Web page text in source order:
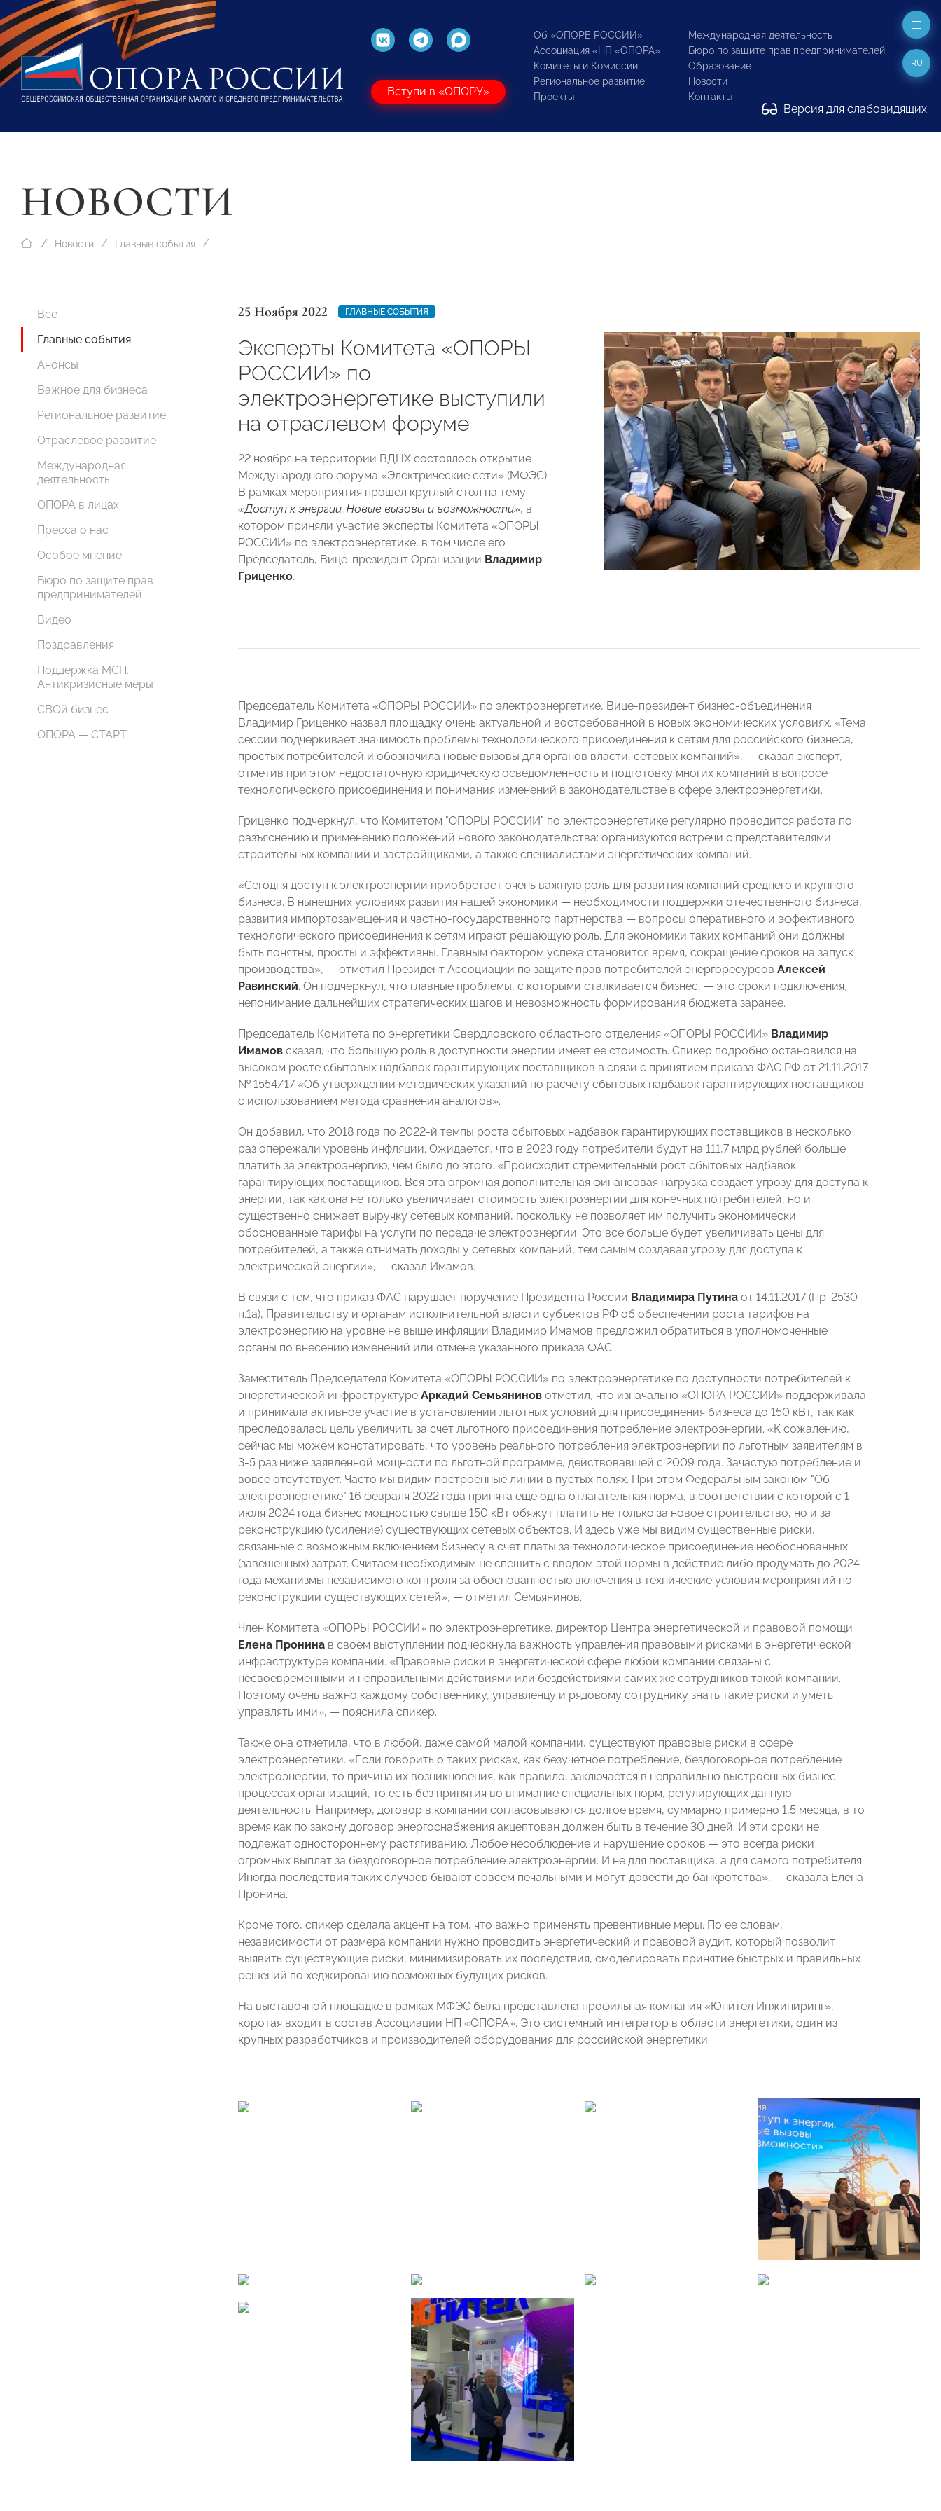
Вступи в «ОПОРУ»
Об «ОПОРЕ РОССИИ»
Ассоциация «НП «ОПОРА»
Комитеты и Комиссии
Региональное развитие
Проекты
Международная деятельность
Бюро по защите прав предпринимателей
Образование
Новости
Контакты
Версия для слабовидящих
RU
НОВОСТИ
Новости Главные события
Все
Главные события
Анонсы
Важное для бизнеса
Региональное развитие
Отраслевое развитие
Международная
деятельность
ОПОРА в лицах
Пресса о нас
Особое мнение
Бюро по защите прав
предпринимателей
Видео
Поздравления
Поддержка МСП.
Антикризисные меры
СВОй бизнес
ОПОРА — СТАРТ
25 Ноября 2022 ГЛАВНЫЕ СОБЫТИЯ
Эксперты Комитета «ОПОРЫ
РОССИИ» по
электроэнергетике выступили
на отраслевом форуме
22 ноября на территории ВДНХ состоялось открытие
Международного форума «Электрические сети» (МФЭС).
В рамках мероприятия прошел круглый стол на тему
«Доступ к энергии. Новые вызовы и возможности», в
котором приняли участие эксперты Комитета «ОПОРЫ
РОССИИ» по электроэнергетике, в том числе его
Председатель, Вице-президент Организации Владимир
Гриценко.
Председатель Комитета «ОПОРЫ РОССИИ» по электроэнергетике, Вице-президент бизнес-объединения
Владимир Гриценко назвал площадку очень актуальной и востребованной в новых экономических условиях. «Тема
сессии подчеркивает значимость проблемы технологического присоединения к сетям для российского бизнеса,
простых потребителей и обозначила новые вызовы для органов власти, сетевых компаний», — сказал эксперт,
отметив при этом недостаточную юридическую осведомленность и подготовку многих компаний в вопросе
технологического присоединения и понимания изменений в законодательстве в сфере электроэнергетики.
Гриценко подчеркнул, что Комитетом "ОПОРЫ РОССИИ" по электроэнергетике регулярно проводится работа по
разъяснению и применению положений нового законодательства: организуются встречи с представителями
строительных компаний и застройщиками, а также специалистами энергетических компаний.
«Сегодня доступ к электроэнергии приобретает очень важную роль для развития компаний среднего и крупного
бизнеса. В нынешних условиях развития нашей экономики — необходимости поддержки отечественного бизнеса,
развития импортозамещения и частно-государственного партнерства — вопросы оперативного и эффективного
технологического присоединения к сетям играют решающую роль. Для экономики таких компаний они должны
быть понятны, просты и эффективны. Главным фактором успеха становится время, сокращение сроков на запуск
производства», — отметил Президент Ассоциации по защите прав потребителей энергоресурсов Алексей
Равинский. Он подчеркнул, что главные проблемы, с которыми сталкивается бизнес, — это сроки подключения,
непонимание дальнейших стратегических шагов и невозможность формирования бюджета заранее.
Председатель Комитета по энергетики Свердловского областного отделения «ОПОРЫ РОССИИ» Владимир
Имамов сказал, что большую роль в доступности энергии имеет ее стоимость. Спикер подробно остановился на
высоком росте сбытовых надбавок гарантирующих поставщиков в связи с принятием приказа ФАС РФ от 21.11.2017
№ 1554/17 «Об утверждении методических указаний по расчету сбытовых надбавок гарантирующих поставщиков
с использованием метода сравнения аналогов».
Он добавил, что 2018 года по 2022-й темпы роста сбытовых надбавок гарантирующих поставщиков в несколько
раз опережали уровень инфляции. Ожидается, что в 2023 году потребители будут на 111,7 млрд рублей больше
платить за электроэнергию, чем было до этого. «Происходит стремительный рост сбытовых надбавок
гарантирующих поставщиков. Вся эта огромная дополнительная финансовая нагрузка создает угрозу для доступа к
энергии, так как она не только увеличивает стоимость электроэнергии для конечных потребителей, но и
существенно снижает выручку сетевых компаний, поскольку не позволяет им получить экономически
обоснованные тарифы на услуги по передаче электроэнергии. Это все больше будет увеличивать цены для
потребителей, а также отнимать доходы у сетевых компаний, тем самым создавая угрозу для доступа к
электрической энергии», — сказал Имамов.
В связи с тем, что приказ ФАС нарушает поручение Президента России Владимира Путина от 14.11.2017 (Пр-2530
п.1а), Правительству и органам исполнительной власти субъектов РФ об обеспечении роста тарифов на
электроэнергию на уровне не выше инфляции Владимир Имамов предложил обратиться в уполномоченные
органы по внесению изменений или отмене указанного приказа ФАС.
Заместитель Председателя Комитета «ОПОРЫ РОССИИ» по электроэнергетике по доступности потребителей к
энергетической инфраструктуре Аркадий Семьянинов отметил, что изначально «ОПОРА РОССИИ» поддерживала
и принимала активное участие в установлении льготных условий для присоединения бизнеса до 150 кВт, так как
преследовалась цель увеличить за счет льготного присоединения потребление электроэнергии. «К сожалению,
сейчас мы можем констатировать, что уровень реального потребления электроэнергии по льготным заявителям в
3-5 раз ниже заявленной мощности по льготной программе, действовавшей с 2009 года. Зачастую потребление и
вовсе отсутствует. Часто мы видим построенные линии в пустых полях. При этом Федеральным законом "Об
электроэнергетике" 16 февраля 2022 года принята еще одна отлагательная норма, в соответствии с которой с 1
июля 2024 года бизнес мощностью свыше 150 кВт обяжут платить не только за новое строительство, но и за
реконструкцию (усиление) существующих сетевых объектов. И здесь уже мы видим существенные риски,
связанные с возможным включением бизнесу в счет платы за технологическое присоединение необоснованных
(завешенных) затрат. Считаем необходимым не спешить с вводом этой нормы в действие либо продумать до 2024
года механизмы независимого контроля за обоснованностью включения в технические условия мероприятий по
реконструкции существующих сетей», — отметил Семьянинов.
Член Комитета «ОПОРЫ РОССИИ» по электроэнергетике, директор Центра энергетической и правовой помощи
Елена Пронина в своем выступлении подчеркнула важность управления правовыми рисками в энергетической
инфраструктуре компаний. «Правовые риски в энергетической сфере любой компании связаны с
несвоевременными и неправильными действиями или бездействиями самих же сотрудников такой компании.
Поэтому очень важно каждому собственнику, управленцу и рядовому сотруднику знать такие риски и уметь
управлять ими», — пояснила спикер.
Также она отметила, что в любой, даже самой малой компании, существуют правовые риски в сфере
электроэнергетики. «Если говорить о таких рисках, как безучетное потребление, бездоговорное потребление
электроэнергии, то причина их возникновения, как правило, заключается в неправильно выстроенных бизнес-
процессах организаций, то есть без принятия во внимание специальных норм, регулирующих данную
деятельность. Например, договор в компании согласовываются долгое время, суммарно примерно 1,5 месяца, в то
время как по закону договор энергоснабжения акцептован должен быть в течение 30 дней. И эти сроки не
подлежат одностороннему растягиванию. Любое несоблюдение и нарушение сроков — это всегда риски
огромных выплат за бездоговорное потребление электроэнергии. И не для поставщика, а для самого потребителя.
Иногда последствия таких случаев бывают совсем печальными и могут довести до банкротства», — сказала Елена
Пронина.
Кроме того, спикер сделала акцент на том, что важно применять превентивные меры. По ее словам,
независимости от размера компании нужно проводить энергетический и правовой аудит, который позволит
выявить существующие риски, минимизировать их последствия, смоделировать принятие быстрых и правильных
решений по хеджированию возможных будущих рисков.
На выставочной площадке в рамках МФЭС была представлена профильная компания «Юнител Инжиниринг»,
коротая входит в состав Ассоциации НП «ОПОРА». Это системный интегратор в области энергетики, один из
крупных разработчиков и производителей оборудования для российской энергетики.